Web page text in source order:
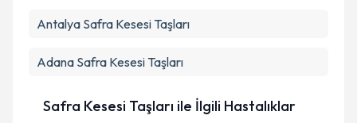
Antalya Safra Kesesi Taşları
Adana Safra Kesesi Taşları
Safra Kesesi Taşları ile İlgili Hastalıklar